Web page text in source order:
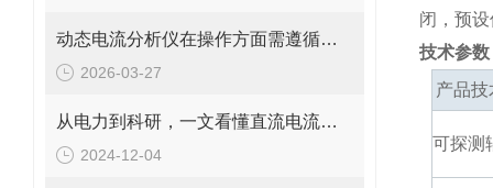
动态电流分析仪在操作方面需遵循以下流程
2026-03-27
从电力到科研，一文看懂直流电流互感器测试仪应用
2024-12-04
闭，预
技术参数
产品
可探测